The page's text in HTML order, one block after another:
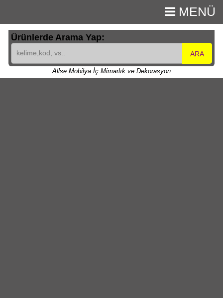
MENÜ
Ürünlerde Arama Yap:
ARA
Allse Mobilya İç Mimarlık ve Dekorasyon